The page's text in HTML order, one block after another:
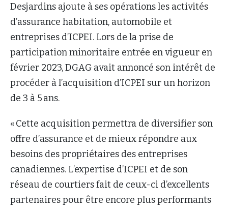
Desjardins ajoute à ses opérations les activités
d’assurance habitation, automobile et
entreprises d’ICPEI. Lors de la prise de
participation minoritaire entrée en vigueur en
février 2023, DGAG avait annoncé son intérêt de
procéder à l’acquisition d’ICPEI sur un horizon
de 3 à 5 ans.
« Cette acquisition permettra de diversifier son
offre d’assurance et de mieux répondre aux
besoins des propriétaires des entreprises
canadiennes. L’expertise d’ICPEI et de son
réseau de courtiers fait de ceux-ci d’excellents
partenaires pour être encore plus performants